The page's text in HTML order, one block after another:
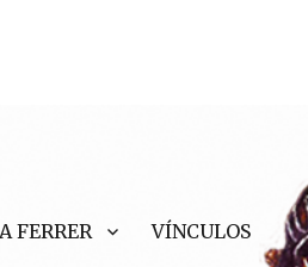
FERRER VÍNCULOS